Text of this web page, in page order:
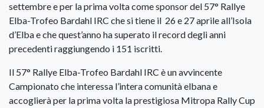
settembre e per la prima volta come sponsor del 57° Rallye
Elba-Trofeo Bardahl IRC che si tiene il 26 e 27 aprile all’Isola
d’Elba e che quest’anno ha superato il record degli anni
precedenti raggiungendo i 151 iscritti.
Il 57° Rallye Elba-Trofeo Bardahl IRC è un avvincente
Campionato che interessa l’intera comunità elbana e
accoglierà per la prima volta la prestigiosa Mitropa Rally Cup